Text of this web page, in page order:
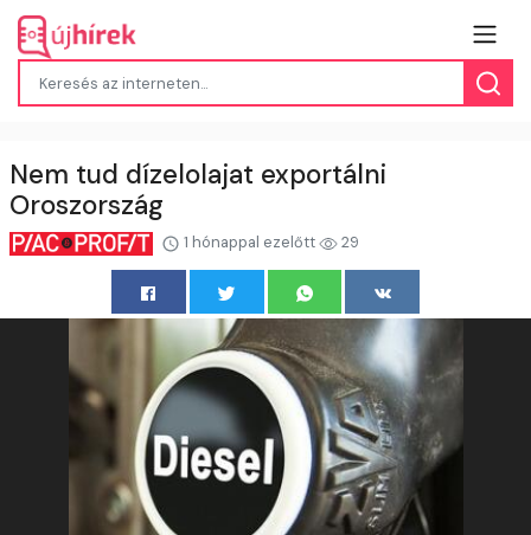
Nem tud dízelolajat exportálni
Oroszország
1 hónappal ezelőtt 29